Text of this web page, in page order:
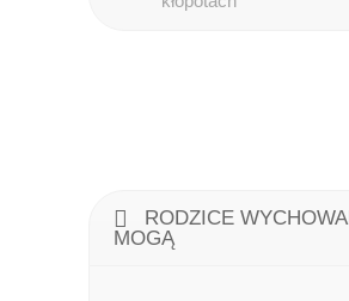
RODZICE
MOGĄ